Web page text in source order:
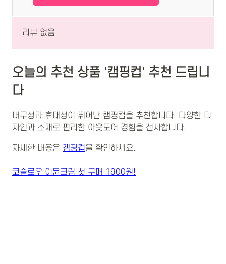
리뷰 없음
오늘의 추천 상품 '캠핑컵' 추천 드립니
다
내구성과 휴대성이 뛰어난 캠핑컵을 추천합니다. 다양한 디
자인과 소재로 편리한 아웃도어 경험을 선사합니다.
자세한 내용은 캠핑컵을 확인하세요.
코슬로우 이뮨크림 첫 구매 1900원!